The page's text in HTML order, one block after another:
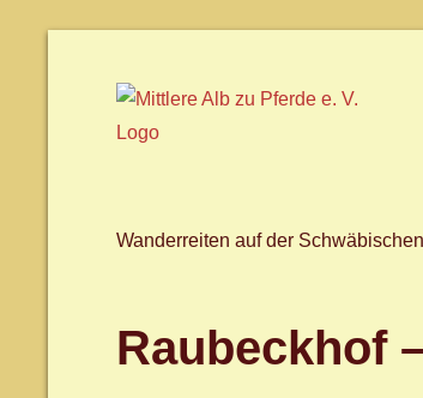
Wanderreiten auf der
Raubeckhof